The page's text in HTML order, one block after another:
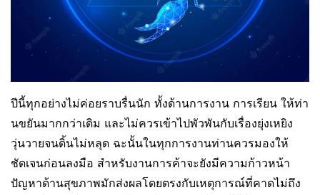
ปีนี้ทุกอย่างไม่ค่อยราบรื่นนัก ทั้งด้านการงาน การเรียน ให้ท่า
นขยันมากกว่าเดิม และไม่ควรเข้าไปพัวพันกับเรื่องยุ่งเหยิง
วุ่นวายจนดิ้นไม่หลุด ฉะนั้นในทุกการงานท่านควรมองให้
ชัดเจนก่อนลงมือ สำหรับงานการค้าจะยังมีความก้าวหน้า
ปัญหาด้านสุขภาพมักส่งผลโดยตรงกับเหตุการณ์ที่คาดไม่ถึง